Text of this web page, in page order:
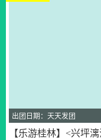
出团日期：天天发团
【乐游桂林】<兴坪